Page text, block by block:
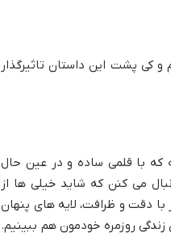
و کی پشت این داستان تاثیرگذار
که با قلمی ساده و در عین حال
می کنن که شاید خیلی ها از
دقت و ظرافت، لایه های پنهان
روزمره خودمون هم ببینیم.